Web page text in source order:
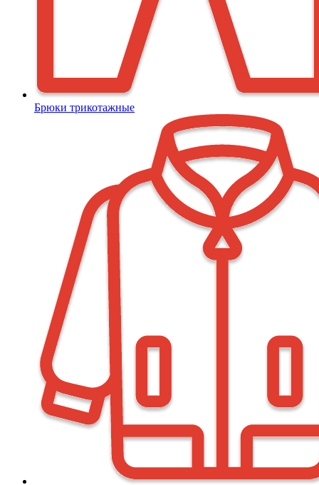
Брюки трикотажные